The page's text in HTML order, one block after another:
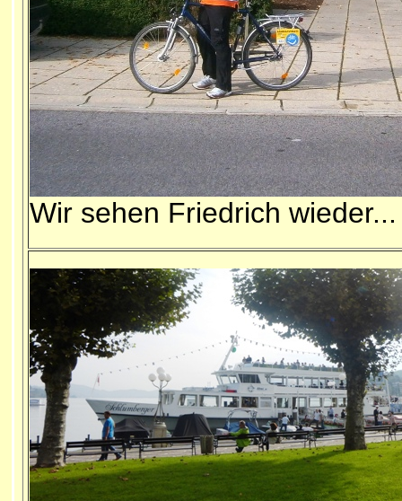
Wir sehen Friedrich wieder...